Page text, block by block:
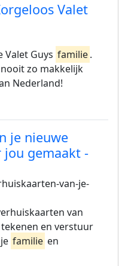
Valet
Valet Guys familie.
zo makkelijk
Nederland!
je nieuwe
jou gemaakt -
van-je-
van
en verstuur
familie en